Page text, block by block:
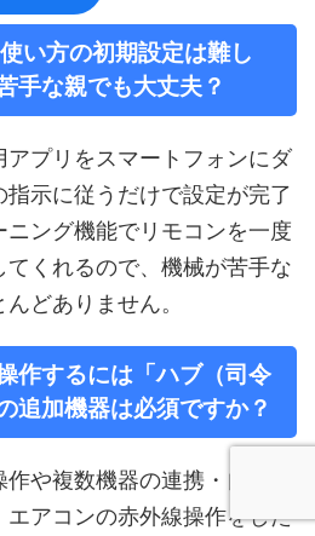
い方の初期設定は難し
手な親でも大丈夫？
プリをスマートフォンにダ
示に従うだけで設定が完了
ニング機能でリモコンを一度
くれるので、機械が苦手な
どありません。
作するには「ハブ（司令
追加機器は必須ですか？
や複数機器の連携・自動化
エアコンの赤外線操作をした